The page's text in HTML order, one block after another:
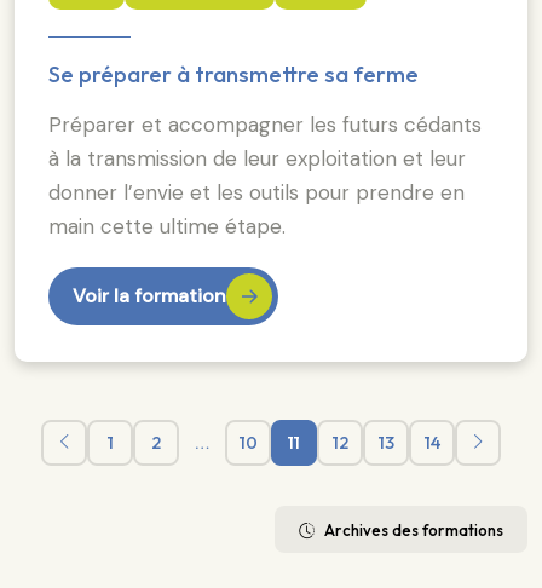
Se préparer à transmettre sa ferme
Préparer et accompagner les futurs cédants
à la transmission de leur exploitation et leur
donner l’envie et les outils pour prendre en
main cette ultime étape.
Voir la formation
1 2 … 10 11 12 13 14
Archives des formations